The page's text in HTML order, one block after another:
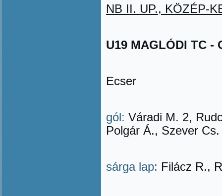
NB II. UP., KÖZÉP-
U19 MAGLÓDI TC -
Ecser
gól: Váradi M. 2,
Polgár Á., Szever Cs.
sárga lap: Filácz R.,